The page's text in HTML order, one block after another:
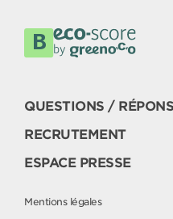
QUESTIONS /
RECRUTEMENT
ESPACE PRESSE
Mentions légales